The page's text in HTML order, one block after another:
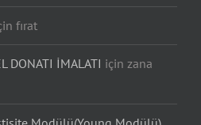
fırat
DONATI İMALATI için zana